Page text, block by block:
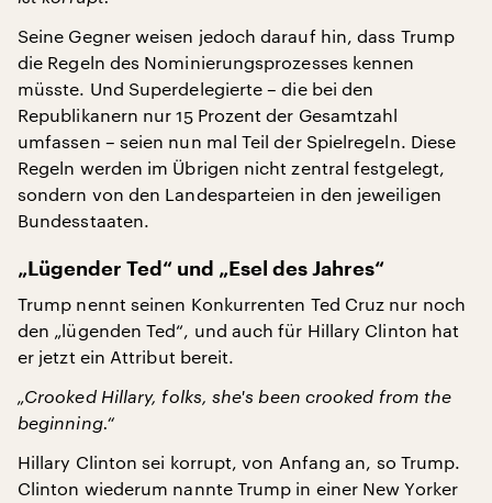
Seine Gegner weisen jedoch darauf hin, dass Trump
die Regeln des Nominierungsprozesses kennen
müsste. Und Superdelegierte – die bei den
Republikanern nur 15 Prozent der Gesamtzahl
umfassen – seien nun mal Teil der Spielregeln. Diese
Regeln werden im Übrigen nicht zentral festgelegt,
sondern von den Landesparteien in den jeweiligen
Bundesstaaten.
„Lügender Ted“ und „Esel des Jahres“
Trump nennt seinen Konkurrenten Ted Cruz nur noch
den „lügenden Ted“, und auch für Hillary Clinton hat
er jetzt ein Attribut bereit.
„Crooked Hillary, folks, she's been crooked from the
beginning.“
Hillary Clinton sei korrupt, von Anfang an, so Trump.
Clinton wiederum nannte Trump in einer New Yorker